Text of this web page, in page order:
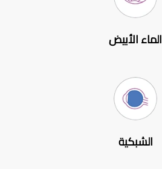
الماء الأبيض
الشبكية